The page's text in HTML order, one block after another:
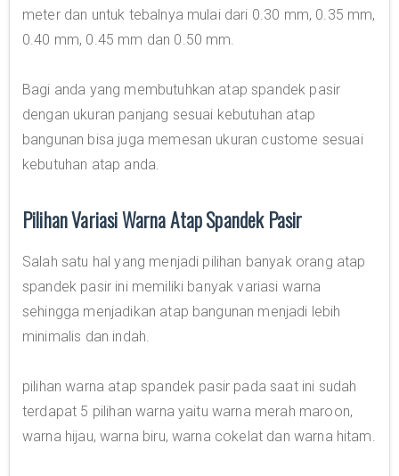
meter dan untuk tebalnya mulai dari 0.30 mm, 0.35 mm,
0.40 mm, 0.45 mm dan 0.50 mm.
Bagi anda yang membutuhkan atap spandek pasir
dengan ukuran panjang sesuai kebutuhan atap
bangunan bisa juga memesan ukuran custome sesuai
kebutuhan atap anda.
Pilihan Variasi Warna Atap Spandek Pasir
Salah satu hal yang menjadi pilihan banyak orang atap
spandek pasir ini memiliki banyak variasi warna
sehingga menjadikan atap bangunan menjadi lebih
minimalis dan indah.
pilihan warna atap spandek pasir pada saat ini sudah
terdapat 5 pilihan warna yaitu warna merah maroon,
warna hijau, warna biru, warna cokelat dan warna hitam.